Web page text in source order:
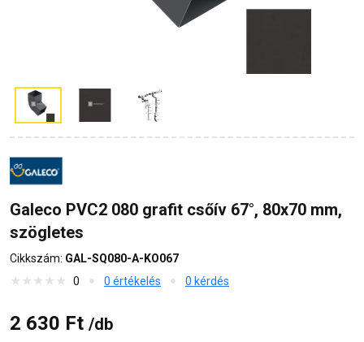
Galeco PVC2 080 grafit csőív 67°, 80x70 mm,
szögletes
Cikkszám: GAL-SQ080-A-KO067
0
0 értékelés 0 kérdés
2 630 Ft /db